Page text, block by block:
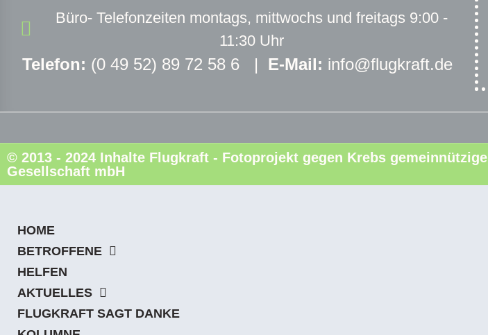
Büro- Telefonzeiten montags, mittwochs und freitags 9:00 -
11:30 Uhr
Telefon: (0 49 52) 89 72 58 6 | E-Mail: info@flugkraft.de
© 2013 - 2024 Inhalte Flugkraft - Fotoprojekt gegen Krebs gemeinnützige
Gesellschaft mbH
HOME
BETROFFENE
HELFEN
AKTUELLES
FLUGKRAFT SAGT DANKE